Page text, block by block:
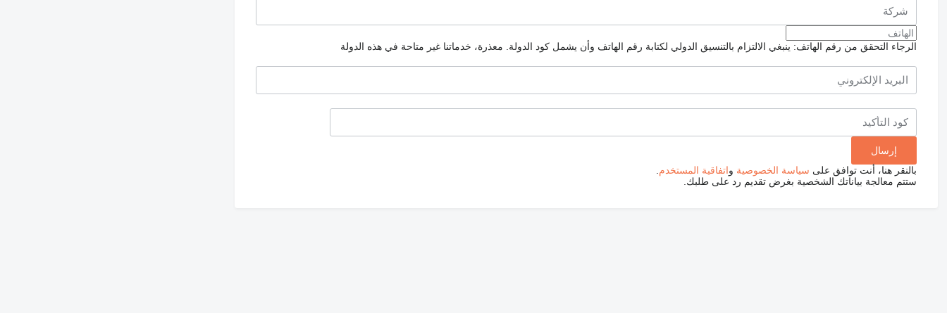
الرجاء التحقق من رقم الهاتف: ينبغي الالتزام بالتنسيق الدولي لكتابة رقم الهاتف وأن يشمل كود الدولة. معذرة، خدماتنا غير متاحة في هذه الدولة
بالنقر هنا، أنت توافق على سياسة الخصوصية واتفاقية المستخدم
ستتم معالجة بياناتك الشخصية بغرض تقديم رد على طلبك.